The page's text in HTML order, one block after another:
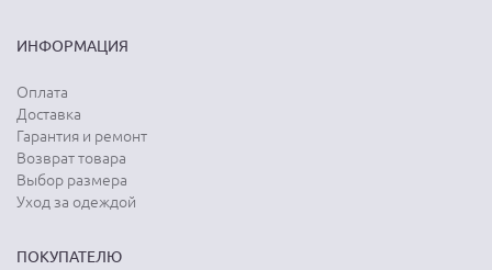
ИНФОРМАЦИЯ
Оплата
Доставка
Гарантия и ремонт
Возврат товара
Выбор размера
Уход за одеждой
ПОКУПАТЕЛЮ